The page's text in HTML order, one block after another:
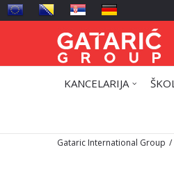
KANCELARIJA
Gataric International Group